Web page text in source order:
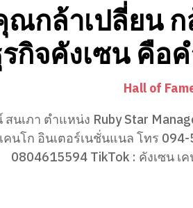
ณกล้าเปลี่ยน
กิจคังเซน คือ
Hall of
: RSM บริษัท คัง
คนโก อินเตอร์เนชั่นแนล โทร